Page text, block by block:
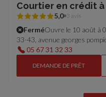
Courtier en crédit à
5,0 3 avis
FerméOuvre le 10 août à
33-43, avenue georges
05 67 31 32 33
DEMANDE DE PRÊT